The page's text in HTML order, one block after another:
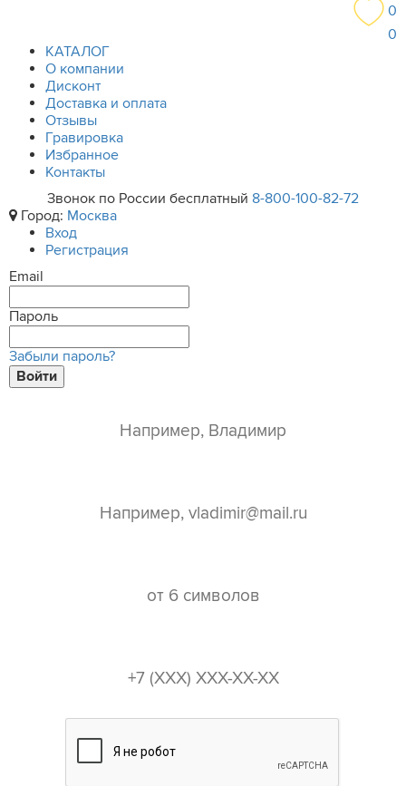
0
0
КАТАЛОГ
О компании
Дисконт
Доставка и оплата
Отзывы
Гравировка
Избранное
Контакты
Звонок по России бесплатный 8-800-100-82-72
Город: Москва
Вход
Регистрация
Email
Пароль
Забыли пароль?
Войти